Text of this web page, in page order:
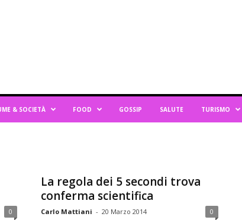
& SOCIETÀ FOOD GOSSIP SALUTE TURISMO
0
La regola dei 5 secondi trova
conferma scientifica
Carlo Mattiani - 20 Marzo 2014 0